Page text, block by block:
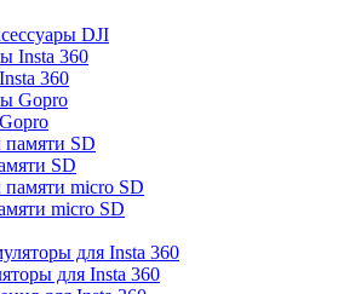
DJI
360
SD
micro SD
для Insta 360